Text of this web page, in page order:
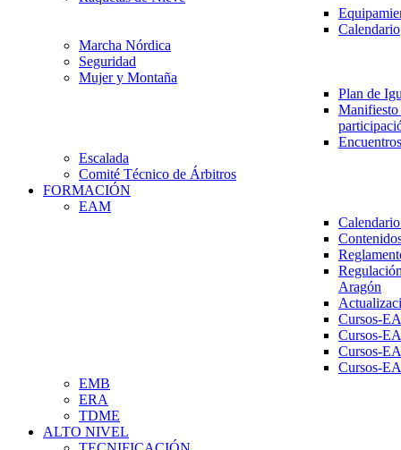
Calendario
Marcha Nórdica
Seguridad
Mujer y Montaña
Plan de
Escalada
Comité Técnico de Árbitros
FORMACIÓN
EAM
Aragón
Cursos-
Cursos-
Cursos-
Cursos-
EMB
ERA
TDME
ALTO NIVEL